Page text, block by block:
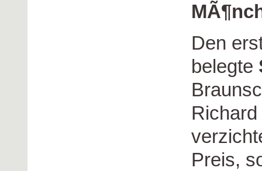
Den
belegte
Preis,